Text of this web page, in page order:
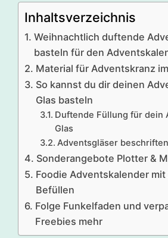
Inhaltsverzeichnis
Weihnachtlich duftende
basteln für den
Material für Adventskranz
So kannst du dir deinen
Glas basteln
Duftende Füllung für dein
Glas
Adventsgläser beschriften
Sonderangebote Plotter &
Foodie Adventskalender
Befüllen
Folge Funkelfaden und
Freebies mehr